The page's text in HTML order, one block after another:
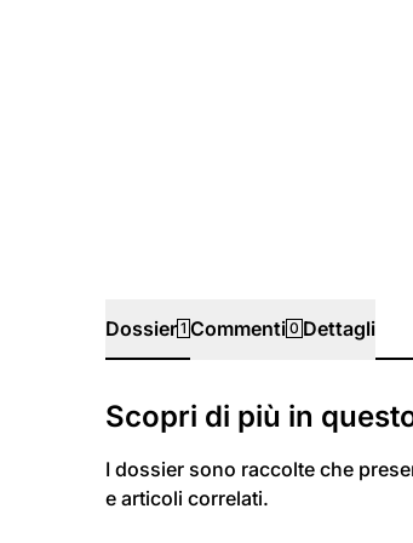
Dossier 1 Commenti 0 Dettagli
Dossier
Scopri di più in
I dossier sono raccolte che
e articoli correlati.